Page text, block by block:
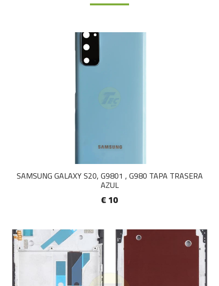
SAMSUNG GALAXY S20, G9801 , G980 TAPA TRASERA
AZUL
€ 10